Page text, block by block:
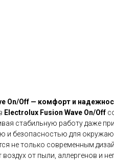
On/Off — комфорт и
Electrolux Fusion Wave On/Off
стабильную работу даже
и безопасностью для
не только современным
от пыли, аллергенов и